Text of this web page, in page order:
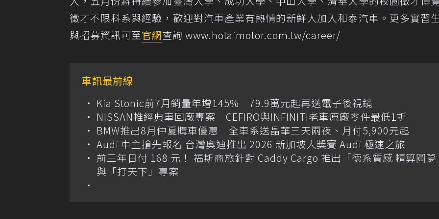
徵才不限科系與經驗，歡迎對汽車產業有熱情的新鮮人加入和泰汽車。更多實習
與招募資訊可至官網查詢 www.hotaimotor.com.tw/career/
車訊最前線
Kia Stonic前7月銷量年增145% 79.9萬元起再送電子後視鏡
NISSAN推經典車回廠專案 CEFIRO與INFINITI老車原廠零件最低1折
BMW推出8月仲夏購車優惠 全車系送晶華三天兩夜、月付5,900元起
Audi 車主搶先報名 台灣奧迪推出 2026 新加坡大獎賽 Audi 極速之旅
前三年日付 168 元！ 福斯商旅針對 Caddy Cargo 推出「德系質感 精算圓夢
與「打天下」專案